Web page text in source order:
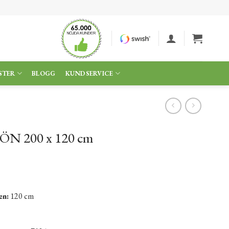
BLOGG KUNDSERVICE
200 x 120 cm
120 cm